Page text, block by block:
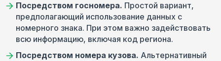
Посредством госномера. Простой вариант,
предполагающий использование данных с
номерного знака. При этом важно задействовать
всю информацию, включая код региона.
Посредством номера кузова. Альтернативный